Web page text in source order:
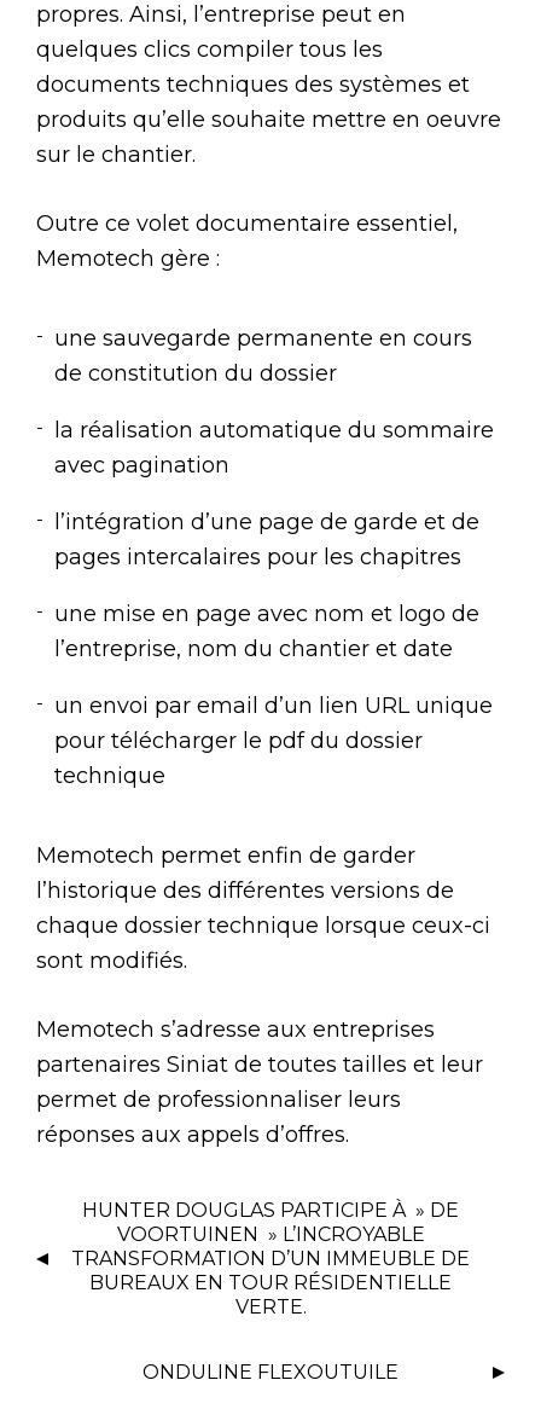
propres. Ainsi, l’entreprise peut en
quelques clics compiler tous les
documents techniques des systèmes et
produits qu’elle souhaite mettre en oeuvre
sur le chantier.
Outre ce volet documentaire essentiel,
Memotech gère :
une sauvegarde permanente en cours
de constitution du dossier
la réalisation automatique du sommaire
avec pagination
l’intégration d’une page de garde et de
pages intercalaires pour les chapitres
une mise en page avec nom et logo de
l’entreprise, nom du chantier et date
un envoi par email d’un lien URL unique
pour télécharger le pdf du dossier
technique
Memotech permet enfin de garder
l’historique des différentes versions de
chaque dossier technique lorsque ceux-ci
sont modifiés.
Memotech s’adresse aux entreprises
partenaires Siniat de toutes tailles et leur
permet de professionnaliser leurs
réponses aux appels d’offres.
HUNTER DOUGLAS PARTICIPE À » DE
VOORTUINEN » L’INCROYABLE
TRANSFORMATION D’UN IMMEUBLE DE
BUREAUX EN TOUR RÉSIDENTIELLE
VERTE.
ONDULINE FLEXOUTUILE